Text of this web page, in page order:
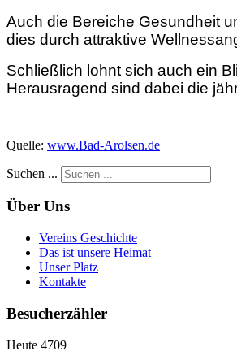
Auch die Bereiche Gesundheit
dies durch attraktive
Schließlich lohnt sich auch ein
Herausragend sind dabei die
Quelle: www.Bad-Arolsen.de
Suchen ...
Über Uns
Vereins Geschichte
Das ist unsere Heimat
Unser Platz
Kontakte
Besucherzähler
Heute 4709